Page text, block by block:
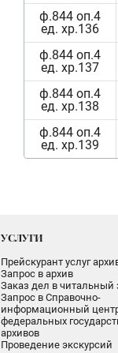
ф.844 оп.4
ед. хр.136
ф.844 оп.4
ед. хр.137
ф.844 оп.4
ед. хр.138
ф.844 оп.4
ед. хр.139
УСЛУГИ
Прейскурант услуг
Запрос в архив
Заказ дел в читальный
Запрос в Справочно-
информационный
федеральных
архивов
Проведение экскурсий